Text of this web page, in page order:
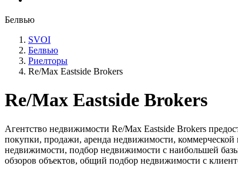
Белвью
SVOI
Белвью
Риелторы
Re/Max Eastside Brokers
Re/Max Eastside Brokers
Агентство недвижимости Re/Max Eastside Brokers
покупки, продажи, аренда недвижимости,
недвижимости, подбор недвижимости с наибольшей
обзоров объектов, общий подбор недвижимости с